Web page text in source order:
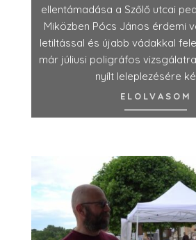
ellentámadása a Szőlő utcai
Miközben Pócs János érdemi
letiltással és újabb vádakkal
már júliusi poligráfos
nyílt leleplezésére
ELOLVASOM